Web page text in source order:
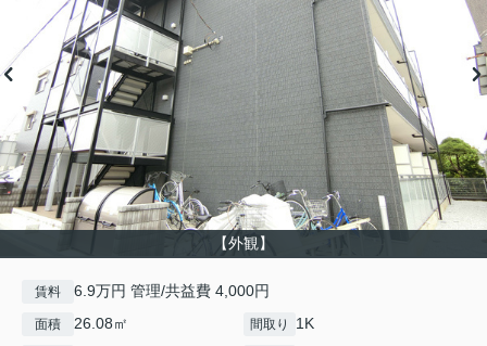
【外観】
賃料 6.9万円 管理/共益費 4,000円
面積 26.08㎡ 間取り 1K